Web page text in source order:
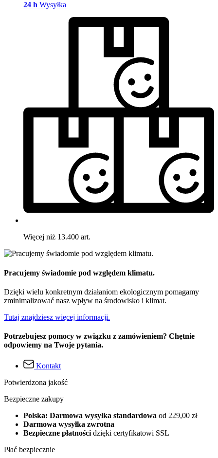
24 h Wysyłka
Więcej niż 13.400 art.
Pracujemy świadomie pod względem klimatu.
Dzięki wielu konkretnym działaniom ekologicznym pomagamy
zminimalizować nasz wpływ na środowisko i klimat.
Tutaj znajdziesz więcej informacji.
Potrzebujesz pomocy w związku z zamówieniem? Chętnie
odpowiemy na Twoje pytania.
Kontakt
Potwierdzona jakość
Bezpieczne zakupy
Polska: Darmowa wysyłka standardowa od 229,00 zł
Darmowa wysyłka zwrotna
Bezpieczne płatności dzięki certyfikatowi SSL
Płać bezpiecznie